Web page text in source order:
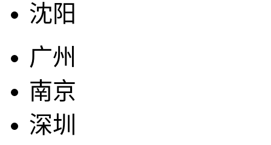
沈阳
广州
南京
深圳